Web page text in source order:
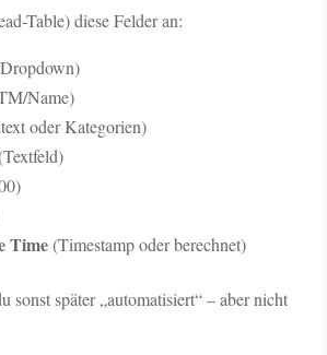
Table) diese Felder an:
Name)
oder Kategorien)
Time(Timestamp oder berechnet)
sonst später „automatisiert“ – aber nicht